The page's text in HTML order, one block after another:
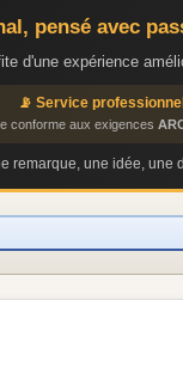
pensé avec
d'une expérience
📡 Service
conforme aux exigences
remarque, une idée, une